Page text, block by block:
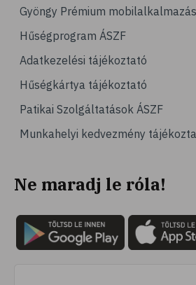
# vérnyomásmérés
# kardiológia
# kardiovaszkuláris betegségek
# szív- és érrendszer
# vérnyomás
# mozgás
# pszichológia
# hátfájás
Gyöngy Prémium
Hűségprogram ÁSZF
Adatkezelési tájékoztató
Hűségkártya tájékoztató
Patikai Szolgáltatások ÁSZF
Munkahelyi kedvezmény
Ne maradj le róla!